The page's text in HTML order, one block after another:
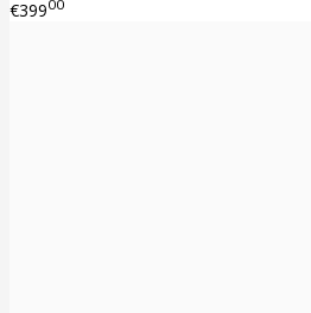
€39900